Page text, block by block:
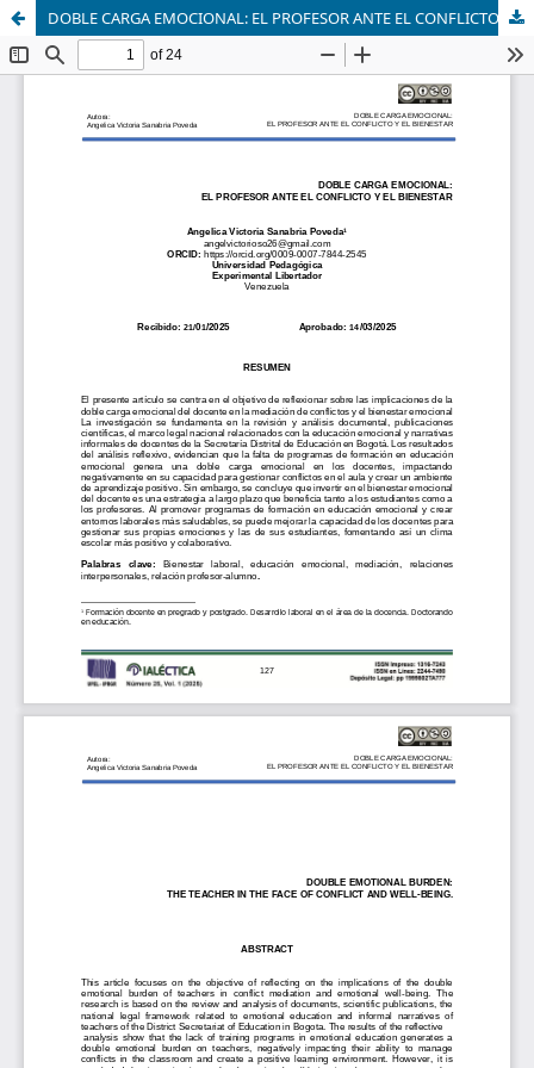
DOBLE CARGA EMOCIONAL: EL PROFESOR ANTE EL CONFLICTO Y EL BIENESTAR